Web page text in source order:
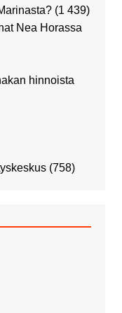
(1 439)
Nea Horassa
hinnoista
(758)